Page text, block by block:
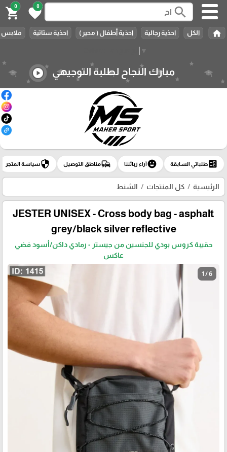
▼
search
0
favorite
0
shopping_cart
home الكل احذية رجالية احذية أطفال ( محير ) احذية ستاتية ملابس
مبارك النجاح لطلبة التوجيهي play_circle
🎓
ballotطلباتي السابقة emoji_emotionsآراء زبائننا commuteمناطق التوصيل securityسياسة المتجر
الرئيسية كل المنتجات الشنط
JESTER UNISEX - Cross body bag - asphalt
grey/black silver reflective
حقيبة كروس بودي للجنسين من جيستر - رمادي داكن/أسود فضي
عاكس
1 / 6